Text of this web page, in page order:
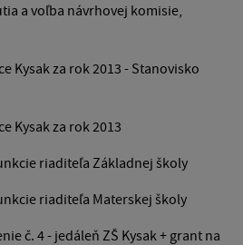
a voľba návrhovej komisie,
za rok 2013 - Stanovisko
za rok 2013
riaditeľa Základnej školy
riaditeľa Materskej školy
č. 4 - jedáleň ZŠ Kysak + grant na